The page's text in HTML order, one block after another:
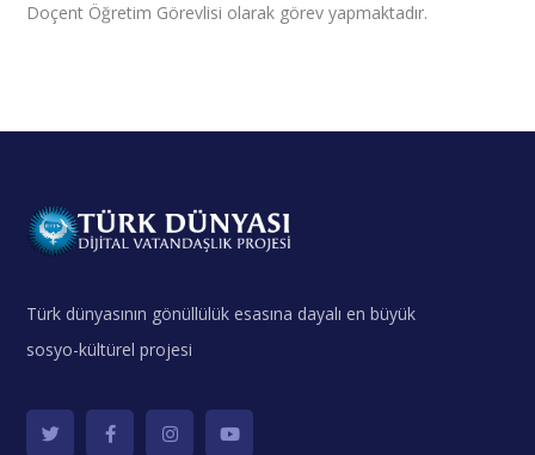
Doçent Öğretim Görevlisi olarak görev yapmaktadır.
Türk dünyasının gönüllülük esasına dayalı en büyük
sosyo-kültürel projesi